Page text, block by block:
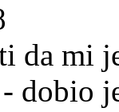
da mi
dobio